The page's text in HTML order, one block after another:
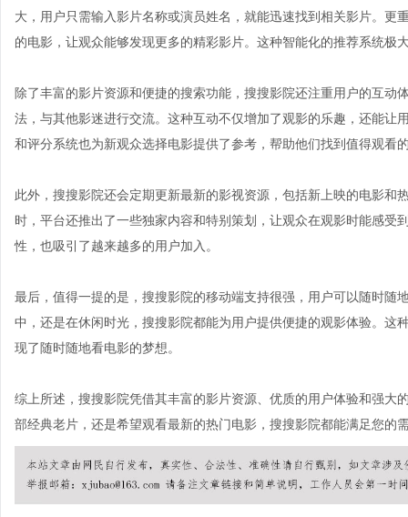
大，用户只需输入影片名称或演员姓名，就能迅速找到相关影片。
的电影，让观众能够发现更多的精彩影片。这种智能化的推荐系统极
除了丰富的影片资源和便捷的搜索功能，搜搜影院还注重用户的互
法，与其他影迷进行交流。这种互动不仅增加了观影的乐趣，还能让
和评分系统也为新观众选择电影提供了参考，帮助他们找到值得观看
此外，搜搜影院还会定期更新最新的影视资源，包括新上映的电影
时，平台还推出了一些独家内容和特别策划，让观众在观影时能感
性，也吸引了越来越多的用户加入。
最后，值得一提的是，搜搜影院的移动端支持很强，用户可以随时随
中，还是在休闲时光，搜搜影院都能为用户提供便捷的观影体验。这
现了随时随地看电影的梦想。
综上所述，搜搜影院凭借其丰富的影片资源、优质的用户体验和强大
部经典老片，还是希望观看最新的热门电影，搜搜影院都能满足您的